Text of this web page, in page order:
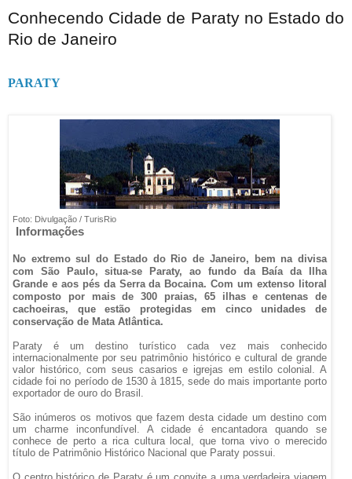
Conhecendo Cidade de Paraty no Estado do
Rio de Janeiro
PARATY
Foto: Divulgação / TurisRio
Informações
No extremo sul do Estado do Rio de Janeiro, bem na divisa
com São Paulo, situa-se Paraty, ao fundo da Baía da Ilha
Grande e aos pés da Serra da Bocaina. Com um extenso litoral
composto por mais de 300 praias, 65 ilhas e centenas de
cachoeiras, que estão protegidas em cinco unidades de
conservação de Mata Atlântica.
Paraty é um destino turístico cada vez mais conhecido
internacionalmente por seu patrimônio histórico e cultural de grande
valor histórico, com seus casarios e igrejas em estilo colonial. A
cidade foi no período de 1530 à 1815, sede do mais importante porto
exportador de ouro do Brasil.
São inúmeros os motivos que fazem desta cidade um destino com
um charme inconfundível. A cidade é encantadora quando se
conhece de perto a rica cultura local, que torna vivo o merecido
título de Patrimônio Histórico Nacional que Paraty possui.